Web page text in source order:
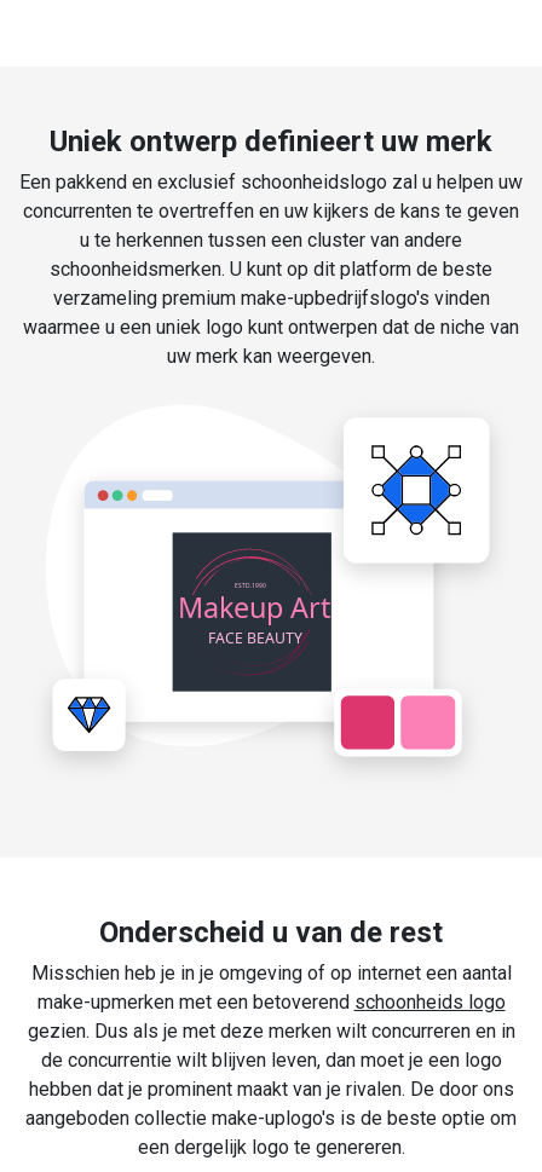
Uniek ontwerp definieert uw merk
Een pakkend en exclusief schoonheidslogo zal u helpen uw
concurrenten te overtreffen en uw kijkers de kans te geven
u te herkennen tussen een cluster van andere
schoonheidsmerken. U kunt op dit platform de beste
verzameling premium make-upbedrijfslogo's vinden
waarmee u een uniek logo kunt ontwerpen dat de niche van
uw merk kan weergeven.
Onderscheid u van de rest
Misschien heb je in je omgeving of op internet een aantal
make-upmerken met een betoverend schoonheids logo
gezien. Dus als je met deze merken wilt concurreren en in
de concurrentie wilt blijven leven, dan moet je een logo
hebben dat je prominent maakt van je rivalen. De door ons
aangeboden collectie make-uplogo's is de beste optie om
een dergelijk logo te genereren.